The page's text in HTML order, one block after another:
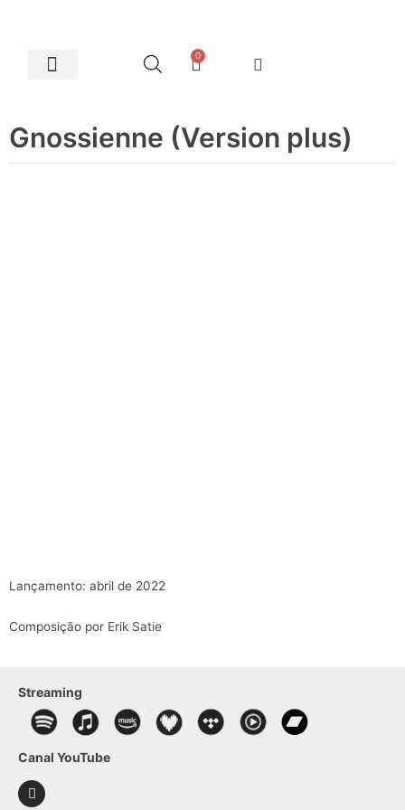
0
Gnossienne (Version plus)
Lançamento: abril de 2022
Composição por Erik Satie
Streaming
Canal YouTube